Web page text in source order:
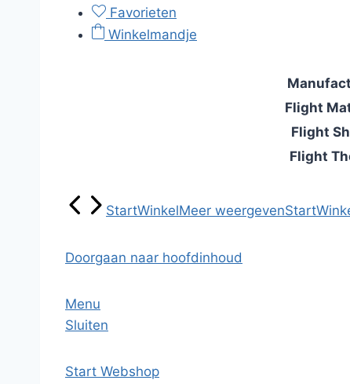
Favorieten
Winkelmandje
Flight
Flight
Flight
StartWinkelMeer weergevenStart
Doorgaan naar hoofdinhoud
Menu
Sluiten
Start Webshop